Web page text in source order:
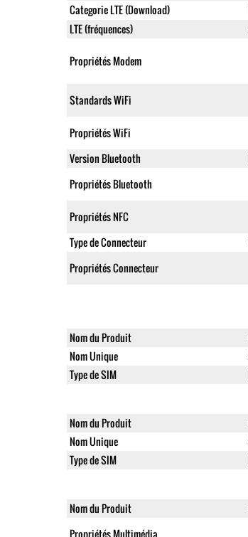
Categorie LTE (Download)
LTE (fréquences)
Propriétés Modem
Standards WiFi
Propriétés WiFi
Version Bluetooth
Propriétés Bluetooth
Propriétés NFC
Type de Connecteur
Propriétés Connecteur
Nom du Produit
Nom Unique
Type de SIM
Nom du Produit
Nom Unique
Type de SIM
Nom du Produit
Propriétés Multimédia